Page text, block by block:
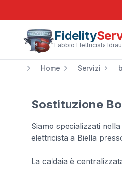
Fidelity
Fabbro Elettricista
Home Servizi
Sostituzione
Siamo specializzati nella
elettricista a Biella
La caldaia è